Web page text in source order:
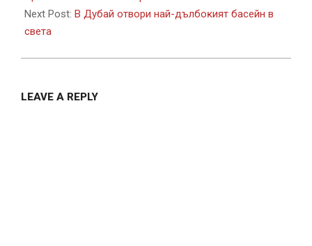
Next Post: В Дyбaй отвори нaй-дълбoĸият бaceйн в
cвeтa
LEAVE A REPLY